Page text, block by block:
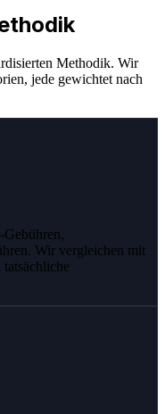
Methodik. Wir
jede gewichtet nach
Gebühren,
Wir vergleichen mit